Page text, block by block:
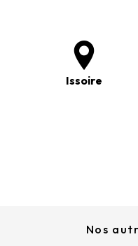
Issoire
Nos